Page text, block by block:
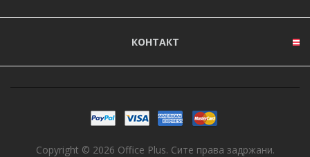
КОНТАКТ
Copyright © 2026 Office Plus. Сите права задржани.